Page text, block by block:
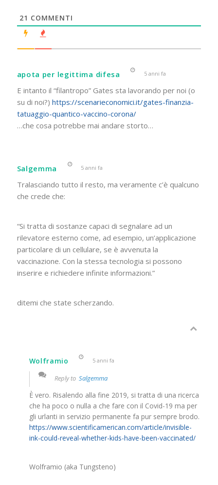
21 COMMENTI
apota per legittima difesa 5 anni fa
E intanto il “filantropo” Gates sta lavorando per noi (o
su di noi?) https://scenarieconomici.it/gates-finanzia-
tatuaggio-quantico-vaccino-corona/
…che cosa potrebbe mai andare storto…
Salgemma 5 anni fa
Tralasciando tutto il resto, ma veramente c’è qualcuno
che crede che:
“Si tratta di sostanze capaci di segnalare ad un
rilevatore esterno come, ad esempio, un’applicazione
particolare di un cellulare, se è avvenuta la
vaccinazione. Con la stessa tecnologia si possono
inserire e richiedere infinite informazioni.”
ditemi che state scherzando.
Wolframio 5 anni fa
Reply to Salgemma
È vero. Risalendo alla fine 2019, si tratta di una ricerca
che ha poco o nulla a che fare con il Covid-19 ma per
gli urlanti in servizio permanente fa pur sempre brodo.
https://www.scientificamerican.com/article/invisible-
ink-could-reveal-whether-kids-have-been-vaccinated/
Wolframio (aka Tungsteno)